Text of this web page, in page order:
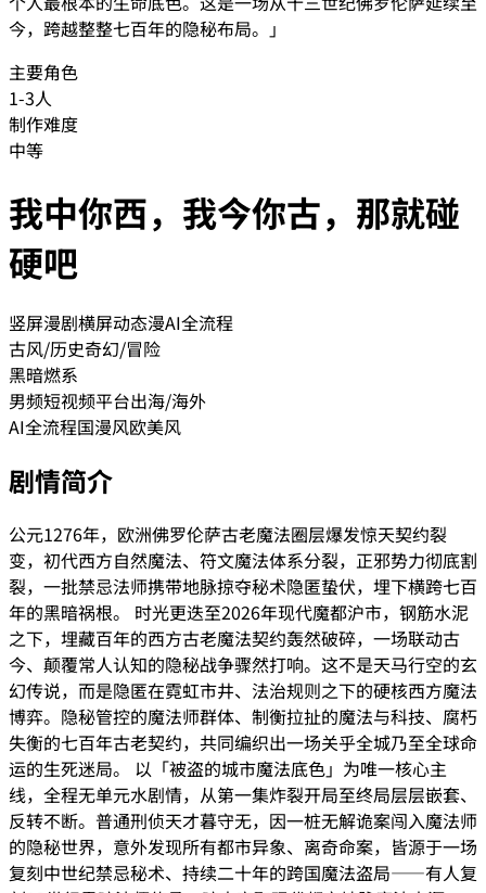
今，跨越整整七百年的隐秘布局。 」
主要角色
1-3人
制作难度
中等
我中你西，我今你古，那就碰
硬吧
竖屏漫剧横屏动态漫AI全流程
古风/历史奇幻/冒险
黑暗燃系
男频短视频平台出海/海外
AI全流程国漫风欧美风
剧情简介
公元1276年，欧洲佛罗伦萨古老魔法圈层爆发惊天契约裂
变，初代西方自然魔法、符文魔法体系分裂，正邪势力彻底割
裂，一批禁忌法师携带地脉掠夺秘术隐匿蛰伏，埋下横跨七百
年的黑暗祸根。 时光更迭至2026年现代魔都沪市，钢筋水泥
之下，埋藏百年的西方古老魔法契约轰然破碎，一场联动古
今、颠覆常人认知的隐秘战争骤然打响。这不是天马行空的玄
幻传说，而是隐匿在霓虹市井、法治规则之下的硬核西方魔法
博弈。隐秘管控的魔法师群体、制衡拉扯的魔法与科技、腐朽
失衡的七百年古老契约，共同编织出一场关乎全城乃至全球命
运的生死迷局。 以「被盗的城市魔法底色」为唯一核心主
线，全程无单元水剧情，从第一集炸裂开局至终局层层嵌套、
反转不断。普通刑侦天才暮守无，因一桩无解诡案闯入魔法师
的隐秘世界，意外发现所有都市异象、离奇命案，皆源于一场
复刻中世纪禁忌秘术、持续二十年的跨国魔法盗局——有人复